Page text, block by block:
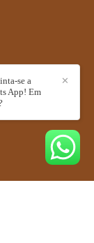
sala 72 -
✕
se a
App! Em